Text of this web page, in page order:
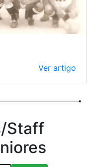
Ver artigo
Staff